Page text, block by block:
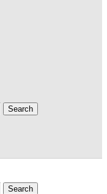
Search
Search